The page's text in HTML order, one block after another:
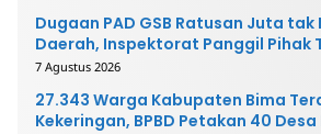
Dugaan PAD GSB Ratusan Juta tak
Daerah, Inspektorat Panggil Pihak
7 Agustus 2026
27.343 Warga Kabupaten Bima
Kekeringan, BPBD Petakan 40 Desa